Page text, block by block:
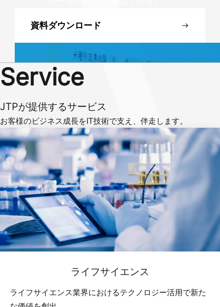
資料ダウンロード
Service
JTPが提供するサービス
お客様のビジネス成長をIT技術で支え、伴走します。
ライフサイエンス
ライフサイエンス業界におけるテクノロジー活用で新た